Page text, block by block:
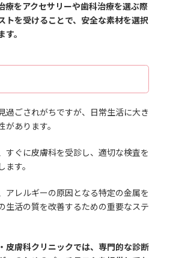
療をアクセサリーや歯科治療を選ぶ際
トを受けることで、安全な素材を選択
。
過ごされがちですが、日常生活に大き
あります。
すぐに皮膚科を受診し、適切な検査を
す。
アレルギーの原因となる特定の金属を
生活の質を改善するための重要なステ
皮膚科クリニックでは、専門的な診断